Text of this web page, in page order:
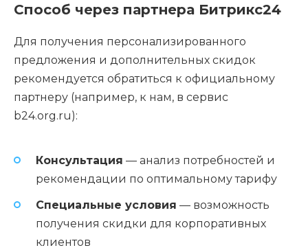
Способ через партнера Битрикс24
Для получения персонализированного
предложения и дополнительных скидок
рекомендуется обратиться к официальному
партнеру (например, к нам, в сервис
b24.org.ru):
Консультация — анализ потребностей и
рекомендации по оптимальному тарифу
Специальные условия — возможность
получения скидки для корпоративных
клиентов